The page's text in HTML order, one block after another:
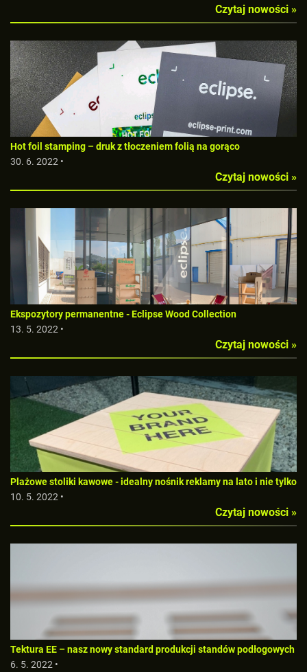
Czytaj nowości »
Hot foil stamping – druk z tłoczeniem folią na gorąco
30. 6. 2022 •
Czytaj nowości »
Ekspozytory permanentne - Eclipse Wood Collection
13. 5. 2022 •
Czytaj nowości »
Plażowe stoliki kawowe - idealny nośnik reklamy na lato i nie tylko
10. 5. 2022 •
Czytaj nowości »
Tektura EE – nasz nowy standard produkcji standów podłogowych
6. 5. 2022 •